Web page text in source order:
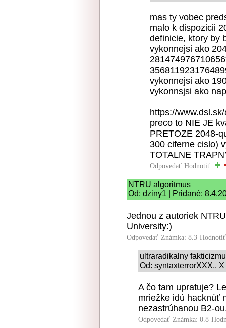
mas ty vobec
malo k dispozicii
definicie, ktory by
vykonnejsi ako
vykonnejsi ako
vykonnsjsi ako
https://
preco to NIE JE
PRETOZE 2048-
300 ciferne cislo)
TOTALNE
Odpovedať Hodnotiť:
NTRU algoritmus
Od: dziny1 | Pridané:
Jednou z autoriek
University:)
Odpovedať Známka: 8.3
ultraradikalny
Od: syntaxterrorXXX,.
A čo tam upratuje?
mriežke idú hacknúť
nezastrúhanou B2-
Odpovedať Známka: 0.8